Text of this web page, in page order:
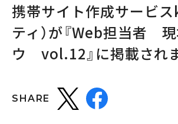
携帯サイト作成サービス
ティ）が『Web担当者　
ウ　vol.12』に掲載され
SHARE